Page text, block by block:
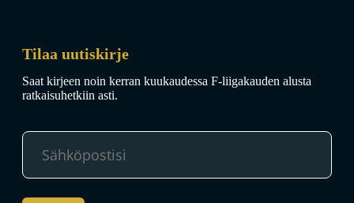
Tilaa uutiskirje
Saat kirjeen noin kerran kuukaudessa F-liigakauden alusta
ratkaisuhetkiin asti.